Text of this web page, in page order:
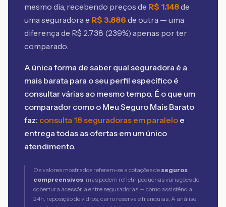
mesmo dia, recebendo preços de R$ 1.148de
uma seguradora e R$ 3.886 de outra — uma
diferença de R$ 2.738 (239%) apenas por ter
comparado.
A única forma de saber qual seguradora é a
mais barata para o seu perfil específico é
consultar várias ao mesmo tempo. É o que um
comparador como o Meu Seguro Mais Barato
faz: consulta 18 seguradoras em paralelo e
entrega todas as ofertas em um único
atendimento.
Os valores mostrados referem-se a cotações de seguros
compreensivos, mas podem refletir pequenas variações de
cobertura acessória entre seguradoras — como assistência
24h, reposição de vidros, carro reserva e franquias. A análise